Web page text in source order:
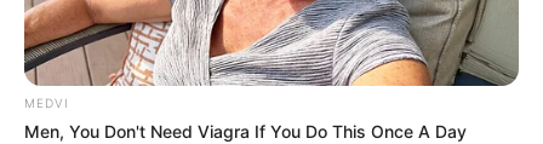
MEDVI
Men, You Don't Need Viagra If You Do This Once A Day